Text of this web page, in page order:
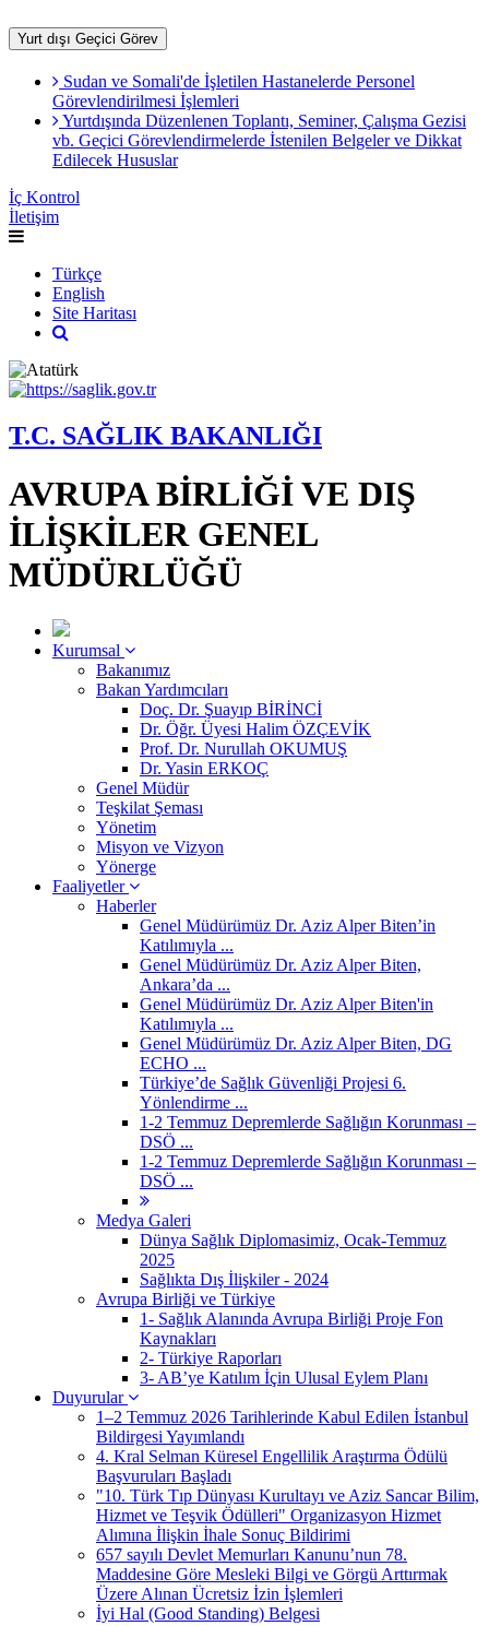
Yurt dışı Geçici Görev
Sudan ve Somali'de İşletilen Hastanelerde Personel
Görevlendirilmesi İşlemleri
Yurtdışında Düzenlenen Toplantı, Seminer, Çalışma Gezisi
vb. Geçici Görevlendirmelerde İstenilen Belgeler ve Dikkat
Edilecek Hususlar
İç Kontrol
İletişim
Türkçe
English
Site Haritası
T.C. SAĞLIK BAKANLIĞI
AVRUPA BİRLİĞİ VE DIŞ
İLİŞKİLER GENEL
MÜDÜRLÜĞÜ
Kurumsal
Bakanımız
Bakan Yardımcıları
Doç. Dr. Şuayıp BİRİNCİ
Dr. Öğr. Üyesi Halim ÖZÇEVİK
Prof. Dr. Nurullah OKUMUŞ
Dr. Yasin ERKOÇ
Genel Müdür
Teşkilat Şeması
Yönetim
Misyon ve Vizyon
Yönerge
Faaliyetler
Haberler
Genel Müdürümüz Dr. Aziz Alper Biten’in
Katılımıyla ...
Genel Müdürümüz Dr. Aziz Alper Biten,
Ankara’da ...
Genel Müdürümüz Dr. Aziz Alper Biten'in
Katılımıyla ...
Genel Müdürümüz Dr. Aziz Alper Biten, DG
ECHO ...
Türkiye’de Sağlık Güvenliği Projesi 6.
Yönlendirme ...
1-2 Temmuz Depremlerde Sağlığın Korunması –
DSÖ ...
1-2 Temmuz Depremlerde Sağlığın Korunması –
DSÖ ...
Medya Galeri
Dünya Sağlık Diplomasimiz, Ocak-Temmuz
2025
Sağlıkta Dış İlişkiler - 2024
Avrupa Birliği ve Türkiye
1- Sağlık Alanında Avrupa Birliği Proje Fon
Kaynakları
2- Türkiye Raporları
3- AB’ye Katılım İçin Ulusal Eylem Planı
Duyurular
1–2 Temmuz 2026 Tarihlerinde Kabul Edilen İstanbul
Bildirgesi Yayımlandı
4. Kral Selman Küresel Engellilik Araştırma Ödülü
Başvuruları Başladı
"10. Türk Tıp Dünyası Kurultayı ve Aziz Sancar Bilim,
Hizmet ve Teşvik Ödülleri" Organizasyon Hizmet
Alımına İlişkin İhale Sonuç Bildirimi
657 sayılı Devlet Memurları Kanunu’nun 78.
Maddesine Göre Mesleki Bilgi ve Görgü Arttırmak
Üzere Alınan Ücretsiz İzin İşlemleri
İyi Hal (Good Standing) Belgesi